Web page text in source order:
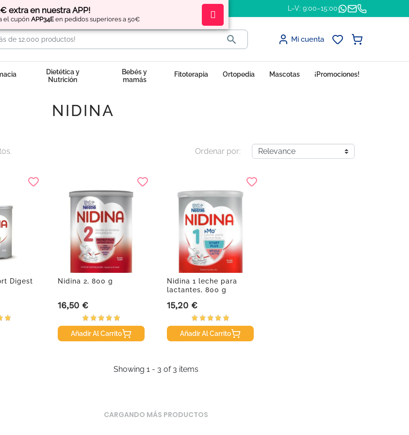
extra en nuestra APP!
el cupón APP34E en pedidos superiores a 50€
Regístratey obtén L–V: 9:00–15:00
 Mi cuenta
Dietética y
Nutrición
Bebés y
mamás
Fitoterapia Ortopedia Mascotas ¡Promociones!
NIDINA
Ordenar por:
Digest
Nidina 2, 800 g
Precio
16,50 €
Añadir Al Carrito
Nidina 1 leche para
lactantes, 800 g
Precio
15,20 €
Añadir Al Carrito
Showing 1 - 3 of 3 items
CARGANDO MÁS PRODUCTOS